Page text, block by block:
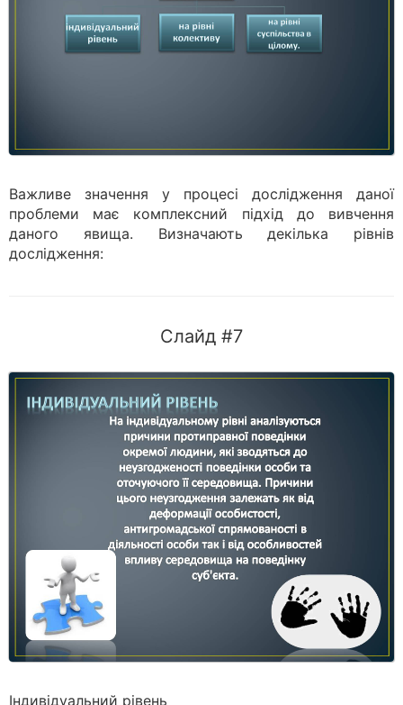
Важливе значення у процесі дослідження даної
проблеми має комплексний підхід до вивчення
даного явища. Визначають декілька рівнів
дослідження:
Слайд #7
Індивідуальний рівень